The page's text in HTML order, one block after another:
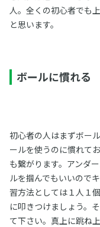
人。全くの初心者でも
と思います。
ボールに慣れる
初心者の人はまずボー
ールを使うのに慣れて
も繋がります。アンダ
ルを掴んでもいいので
習方法としては１人１
に叩きつけましょう。
て下さい。真上に跳ね